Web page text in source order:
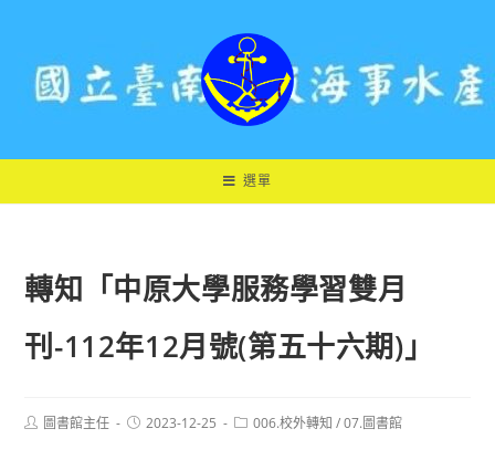
選單
轉知「中原大學服務學習雙月
刊-112年12月號(第五十六期)」
Post圖書館主任
Post2023-12-25
Post006.校外轉知 / 07.圖書館